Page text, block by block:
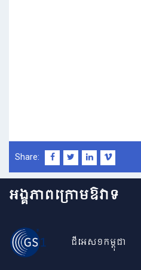
Share:
អង្គភាពក្រោមឱវាទ
ជីអេស១កម្ពុជា